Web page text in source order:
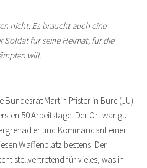
nicht. Es braucht auch eine
Soldat für seine Heimat, für die
will.
Bundesrat Martin Pfister in Bure (JU)
50 Arbeitstage. Der Ort war gut
und Kommandant einer
Waffenplatz bestens. Der
stellvertretend für vieles, was in